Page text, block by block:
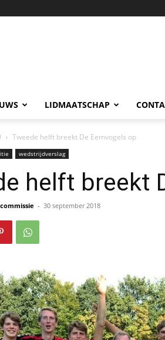
LIDMAATSCHAP
Tweede helft breekt De Eemvogels op
wedstrijdverslag
helft breekt
- 30 september 2018